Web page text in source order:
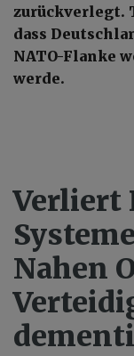
zurückverlegt.
dass
NATO-Flanke
werde.
Verliert
Nahen